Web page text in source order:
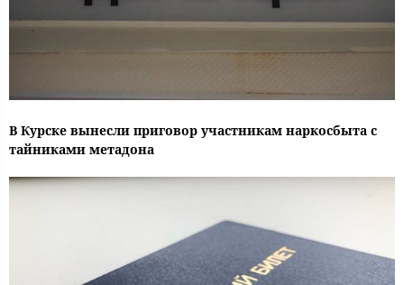
В Курске вынесли приговор участникам наркосбыта с
тайниками метадона